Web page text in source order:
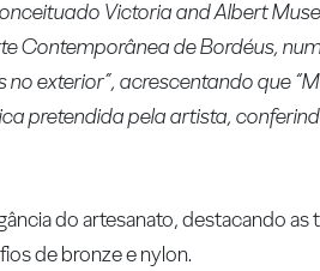
Victoria and Albert
Contemporânea de Bordéus,
exterior”, acrescentando que
pretendida pela artista,
do artesanato, destacando as
de bronze e nylon.